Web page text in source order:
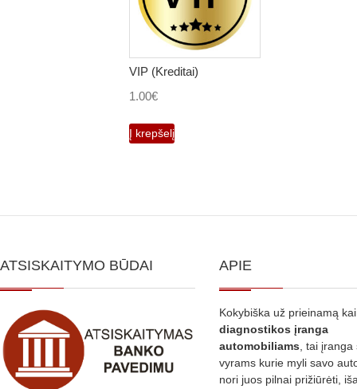
VIP (Kreditai)
1.00€
Į krepšelį
ATSISKAITYMO BŪDAI APIE
Kokybiška už prieinamą
diagnostikos įranga
automobiliams, tai įranga
vyrams kurie myli savo
nori juos pilnai prižiūrėti,